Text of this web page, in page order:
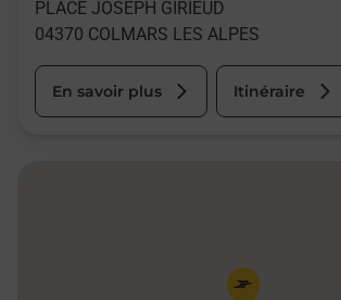
PLACE JOSEPH GIRIEUD
04370 COLMARS LES ALPES
En savoir plus Itinéraire
Pin de la carte